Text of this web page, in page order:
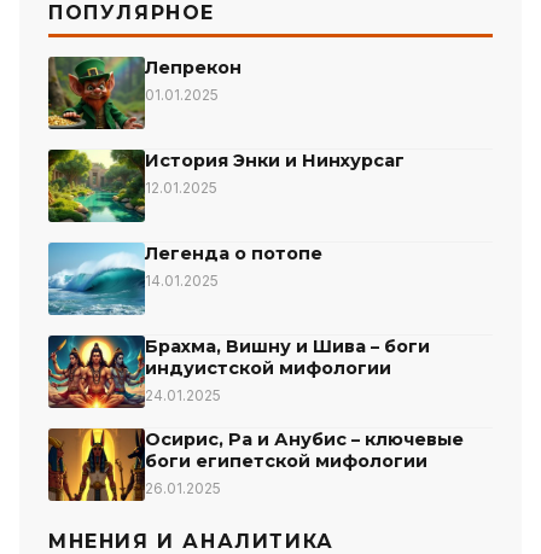
ПОПУЛЯРНОЕ
Лепрекон
01.01.2025
История Энки и Нинхурсаг
12.01.2025
Легенда о потопе
14.01.2025
Брахма, Вишну и Шива – боги
индуистской мифологии
24.01.2025
Осирис, Ра и Анубис – ключевые
боги египетской мифологии
26.01.2025
МНЕНИЯ И АНАЛИТИКА